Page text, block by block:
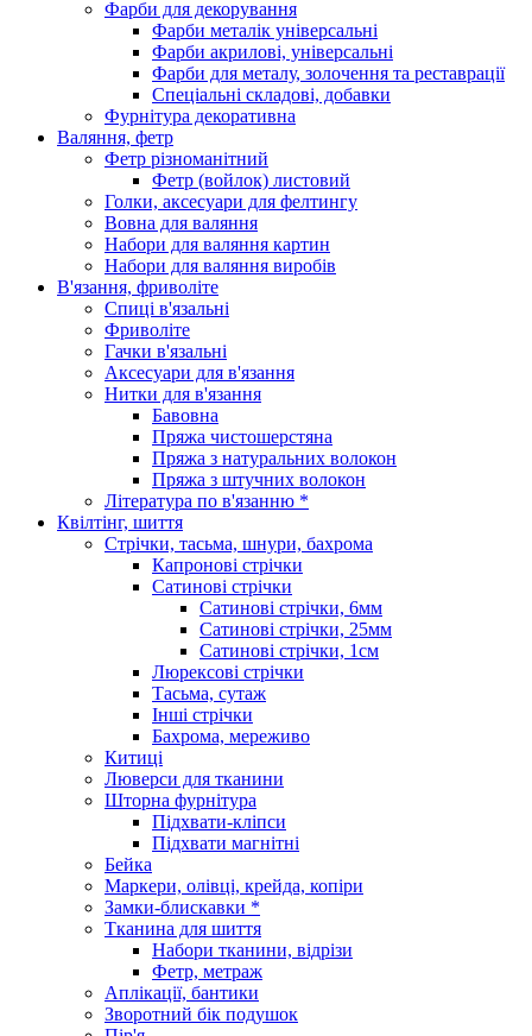
Фарби для декорування
Фарби металік універсальні
Фарби акрилові, універсальні
Фарби для металу, золочення та реставрації
Спеціальні складові, добавки
Фурнітура декоративна
Валяння, фетр
Фетр різноманітний
Фетр (войлок) листовий
Голки, аксесуари для фелтингу
Вовна для валяння
Набори для валяння картин
Набори для валяння виробів
В'язання, фриволіте
Спиці в'язальні
Фриволіте
Гачки в'язальні
Аксесуари для в'язання
Нитки для в'язання
Бавовна
Пряжа чистошерстяна
Пряжа з натуральних волокон
Пряжа з штучних волокон
Література по в'язанню *
Квілтінг, шиття
Стрічки, тасьма, шнури, бахрома
Капронові стрічки
Сатинові стрічки
Сатинові стрічки, 6мм
Сатинові стрічки, 25мм
Сатинові стрічки, 1см
Люрексові стрічки
Тасьма, сутаж
Інші стрічки
Бахрома, мереживо
Китиці
Люверси для тканини
Шторна фурнітура
Підхвати-кліпси
Підхвати магнітні
Бейка
Маркери, олівці, крейда, копіри
Замки-блискавки *
Тканина для шиття
Набори тканини, відрізи
Фетр, метраж
Аплікації, бантики
Зворотний бік подушок